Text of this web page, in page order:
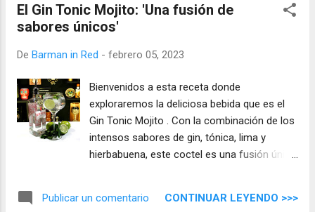
El Gin Tonic Mojito: 'Una fusión de
sabores únicos'
De Barman in Red - febrero 05, 2023
Bienvenidos a esta receta donde
exploraremos la deliciosa bebida que es el
Gin Tonic Mojito . Con la combinación de los
intensos sabores de gin, tónica, lima y
hierbabuena, este coctel es una fusión única
en casa. ¡Vamos a comenzar!.
Publicar un comentario CONTINUAR LEYENDO >>>